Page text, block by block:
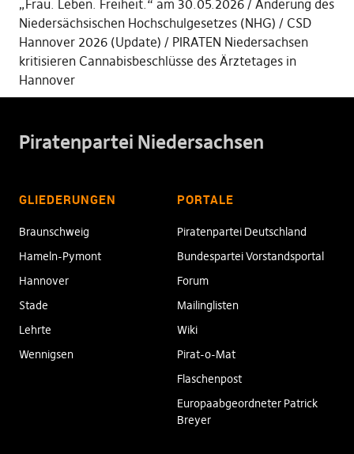
„Frau. Leben. Freiheit.“ am 30.05.2026
Änderung des
Niedersächsischen Hochschulgesetzes (NHG)
CSD
Hannover 2026 (Update)
PIRATEN Niedersachsen
kritisieren Cannabisbeschlüsse des Ärztetages in
Hannover
Piratenpartei Niedersachsen
GLIEDERUNGEN
Braunschweig
Hameln-Pymont
Hannover
Stade
Lehrte
Wennigsen
PORTALE
Piratenpartei Deutschland
Bundespartei Vorstandsportal
Forum
Mailinglisten
Wiki
Pirat-o-Mat
Flaschenpost
Europaabgeordneter Patrick
Breyer